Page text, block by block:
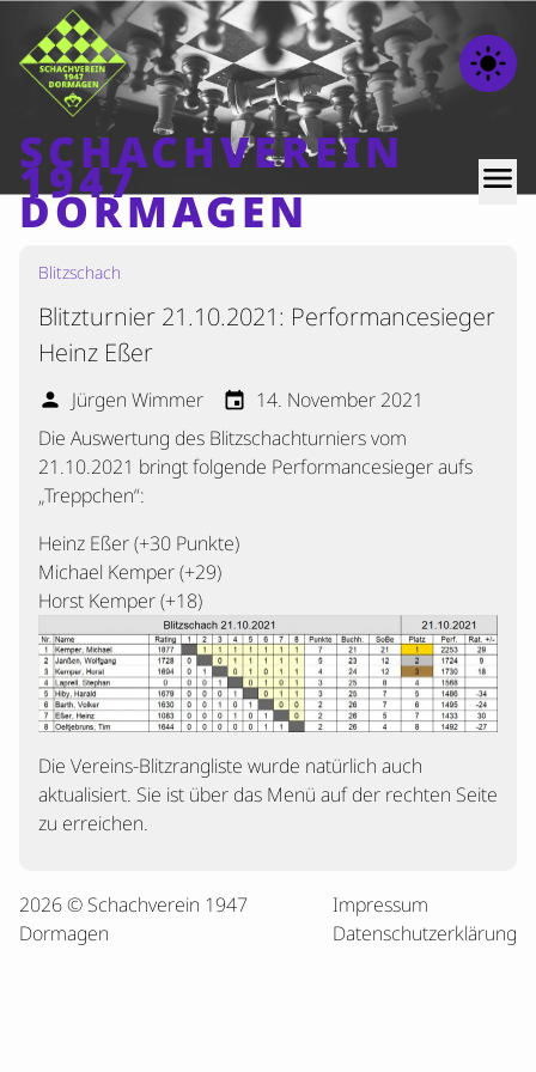
light_mode
SCHACHVEREIN
1947
DORMAGEN
menu
Home
Beiträge
Mannschaften
Ranglisten
Termine
Verschiedenes
Kontakt
Blitzschach
Blitzturnier 21.10.2021: Performancesieger
Heinz Eßer
person Jürgen Wimmer event 14. November 2021
Die Auswertung des Blitzschachturniers vom
21.10.2021 bringt folgende Performancesieger aufs
„Treppchen“:
Heinz Eßer (+30 Punkte)
Michael Kemper (+29)
Horst Kemper (+18)
Die Vereins-Blitzrangliste wurde natürlich auch
aktualisiert. Sie ist über das Menü auf der rechten Seite
zu erreichen.
2026 © Schachverein 1947
Dormagen
Impressum
Datenschutzerklärung